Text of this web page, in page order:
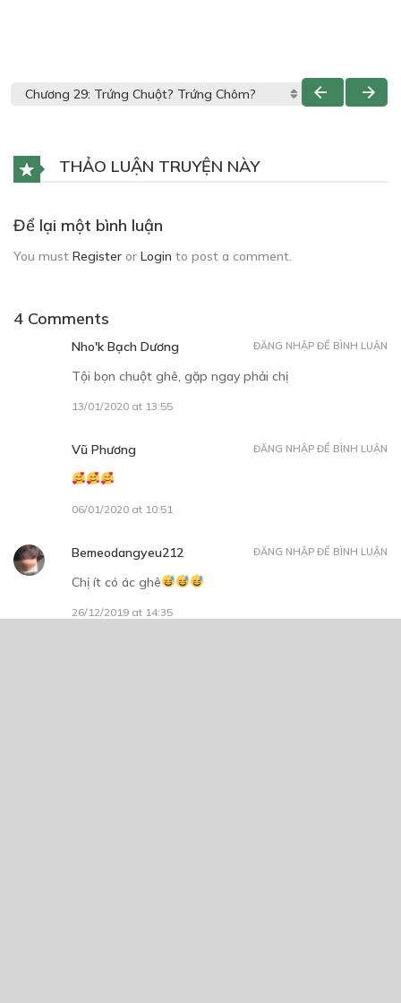
THẢO LUẬN TRUYỆN NÀY
Để lại một bình luận
You must Register or Login to post a comment.
4 Comments
Nho'k Bạch Dương
Tội bọn chuột ghê, gặp ngay phải chị
13/01/2020 at 13:55
ĐĂNG NHẬP ĐỂ BÌNH LUẬN
Vũ Phương
06/01/2020 at 10:51
ĐĂNG NHẬP ĐỂ BÌNH LUẬN
Bemeodangyeu212
Chị ít có ác ghê
26/12/2019 at 14:35
ĐĂNG NHẬP ĐỂ BÌNH LUẬN